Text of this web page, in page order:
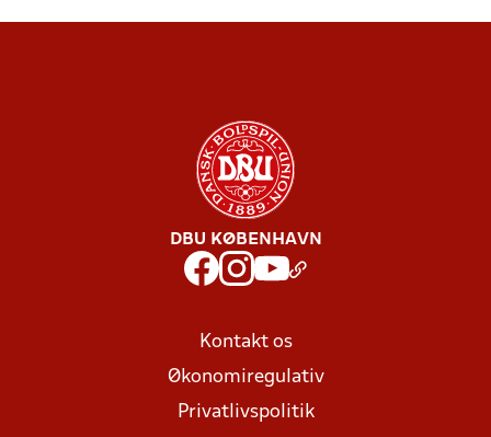
DBU KØBENHAVN
Kontakt os
Økonomiregulativ
Privatlivspolitik